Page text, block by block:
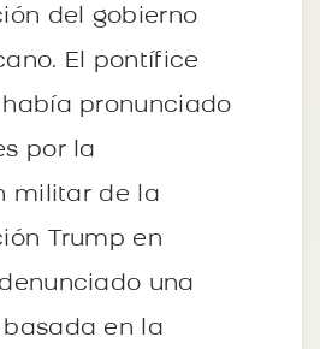
del gobierno
El pontífice
pronunciado
por la
militar de la
Trump en
una
en la